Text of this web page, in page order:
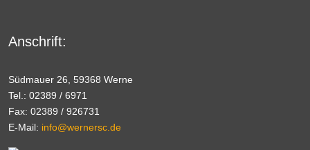
Anschrift:
Südmauer 26, 59368 Werne
Tel.: 02389 / 6971
Fax: 02389 / 926731
E-Mail: info@wernersc.de